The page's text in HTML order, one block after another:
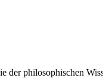
der philosophischen